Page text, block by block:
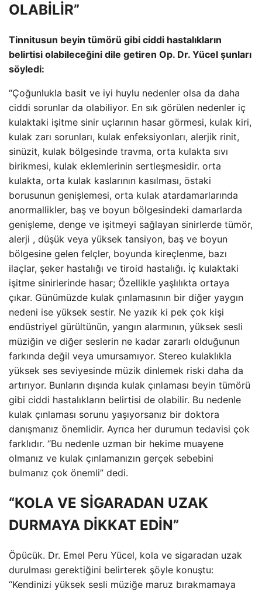
OLABİLİR”
Tinnitusun beyin tümörü gibi ciddi hastalıkların
belirtisi olabileceğini dile getiren Op. Dr. Yücel şunları
söyledi:
“Çoğunlukla basit ve iyi huylu nedenler olsa da daha
ciddi sorunlar da olabiliyor. En sık görülen nedenler iç
kulaktaki işitme sinir uçlarının hasar görmesi, kulak kiri,
kulak zarı sorunları, kulak enfeksiyonları, alerjik rinit,
sinüzit, kulak bölgesinde travma, orta kulakta sıvı
birikmesi, kulak eklemlerinin sertleşmesidir. orta
kulakta, orta kulak kaslarının kasılması, östaki
borusunun genişlemesi, orta kulak atardamarlarında
anormallikler, baş ve boyun bölgesindeki damarlarda
genişleme, denge ve işitmeyi sağlayan sinirlerde tümör,
alerji , düşük veya yüksek tansiyon, baş ve boyun
bölgesine gelen felçler, boyunda kireçlenme, bazı
ilaçlar, şeker hastalığı ve tiroid hastalığı. İç kulaktaki
işitme sinirlerinde hasar; Özellikle yaşlılıkta ortaya
çıkar. Günümüzde kulak çınlamasının bir diğer yaygın
nedeni ise yüksek sestir. Ne yazık ki pek çok kişi
endüstriyel gürültünün, yangın alarmının, yüksek sesli
müziğin ve diğer seslerin ne kadar zararlı olduğunun
farkında değil veya umursamıyor. Stereo kulaklıkla
yüksek ses seviyesinde müzik dinlemek riski daha da
artırıyor. Bunların dışında kulak çınlaması beyin tümörü
gibi ciddi hastalıkların belirtisi de olabilir. Bu nedenle
kulak çınlaması sorunu yaşıyorsanız bir doktora
danışmanız önemlidir. Ayrıca her durumun tedavisi çok
farklıdır. “Bu nedenle uzman bir hekime muayene
olmanız ve kulak çınlamanızın gerçek sebebini
bulmanız çok önemli” dedi.
“KOLA VE SİGARADAN UZAK
DURMAYA DİKKAT EDİN”
Öpücük. Dr. Emel Peru Yücel, kola ve sigaradan uzak
durulması gerektiğini belirterek şöyle konuştu:
“Kendinizi yüksek sesli müziğe maruz bırakmamaya